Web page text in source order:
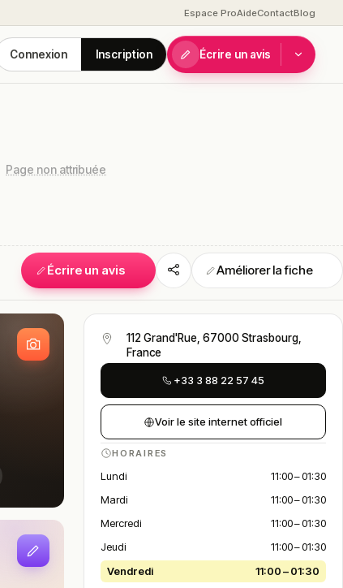
Espace ProAideContactBlog
Connexion Inscription Écrire un avis
Page non attribuée
Écrire un avis Améliorer la fiche
112 Grand'Rue, 67000 Strasbourg,
France
+33 3 88 22 57 45
Voir le site internet officiel
HORAIRES
Lundi
11:00 – 01:30
Mardi
11:00 – 01:30
Mercredi
11:00 – 01:30
Jeudi
11:00 – 01:30
Vendredi
11:00 – 01:30